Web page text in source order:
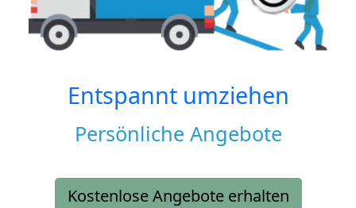
Entspannt umziehen
Persönliche Angebote
Kostenlose Angebote erhalten